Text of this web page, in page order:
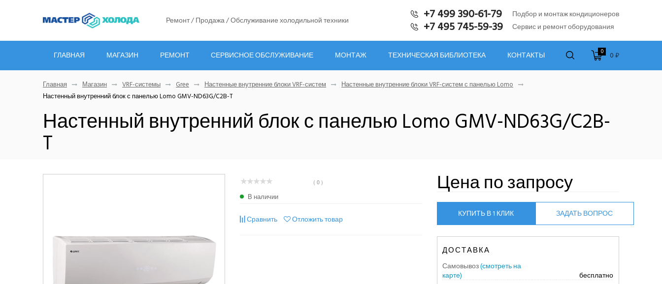
Ремонт / Продажа / Обслуживание холодильной техники +7 499 390-61-79 Подбор и монтаж кондиционеров
+7 495 745-59-39 Сервис и ремонт оборудования
ГЛАВНАЯ МАГАЗИН РЕМОНТ СЕРВИСНОЕ ОБСЛУЖИВАНИЕ МОНТАЖ ТЕХНИЧЕСКАЯ БИБЛИОТЕКА КОНТАКТЫ 0 0 ₽
Главная Магазин VRF-системы Gree Настенные внутренние блоки VRF-систем
Настенные внутренние блоки VRF-систем с панелью Lomo
Настенный внутренний блок с панелью Lomo GMV-ND63G/C2B-T
Настенный внутренний блок с панелью Lomo GMV-ND63G/C2B-
T
( 0 )
В наличии
Сравнить Отложить товар
Цена по запросу
КУПИТЬ В 1 КЛИК ЗАДАТЬ ВОПРОС
ДОСТАВКА
Самовывоз(смотреть на
карте)
бесплатно